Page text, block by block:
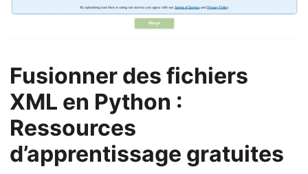
Fusionner des fichiers
XML en Python :
Ressources
d’apprentissage gratuites